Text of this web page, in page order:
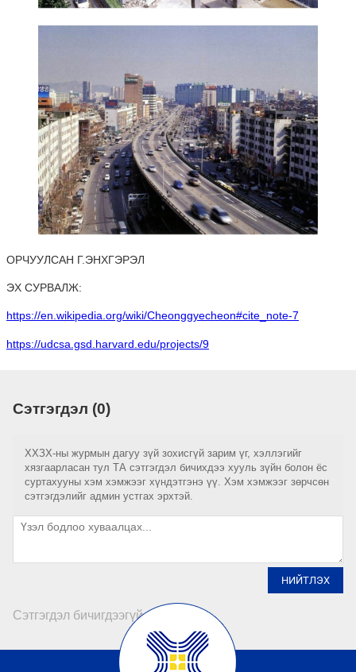
ОРЧУУЛСАН Г.ЭНХГЭРЭЛ
ЭХ СУРВАЛЖ:
https://en.wikipedia.org/wiki/Cheonggyecheon#cite_note-7
https://udcsa.gsd.harvard.edu/projects/9
Сэтгэгдэл (0)
ХХЗХ-ны журмын дагуу зүй зохисгүй зарим үг, хэллэгийг
хязгаарласан тул ТА сэтгэгдэл бичихдээ хууль зүйн болон ёс
суртахууны хэм хэмжээг хүндэтгэнэ үү. Хэм хэмжээг зөрчсөн
сэтгэгдэлийг админ устгах эрхтэй.
НИЙТЛЭХ
Сэтгэгдэл бичигдээгүй байна